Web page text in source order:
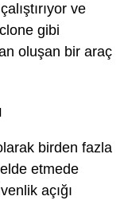
ve
gibi
oluşan bir araç
birden fazla
etmede
açığı